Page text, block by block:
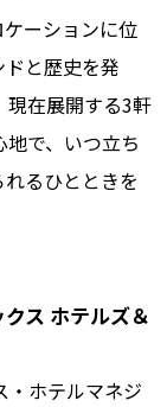
ーションに位
と歴史を発
現在展開する3軒
で、いつ立ち
るひとときを
ス ホテルズ＆
・ホテルマネジ